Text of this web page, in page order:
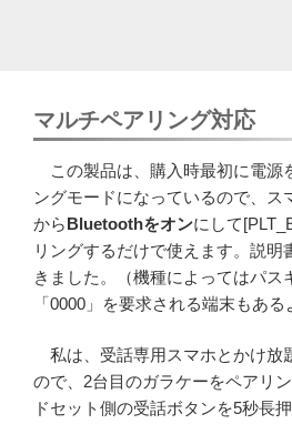
マルチペアリング対応
この製品は、購入時最初に電源
ングモードになっているので、ス
からBluetoothをオンにして
リングするだけで使えます。説明
きました。（機種によってはパス
「0000」を要求される端末もある
私は、受話専用スマホとかけ放
ので、2台目のガラケーをペアリ
ドセット側の受話ボタンを5秒長